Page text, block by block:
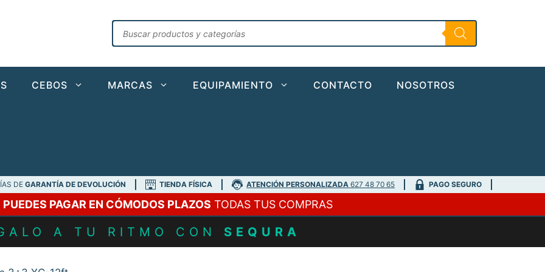
Búsqueda
de
productos
CEBOS MARCAS EQUIPAMIENTO CONTACTO NOSOTROS
DEGARANTÍA DE DEVOLUCIÓN TIENDA FÍSICA ATENCIÓN PERSONALIZADA 627 48 70 65 PAGO SEGURO
PUEDES PAGAR EN CÓMODOS PLAZOS TODAS TUS COMPRAS
A TU RITMO CON SEQURA